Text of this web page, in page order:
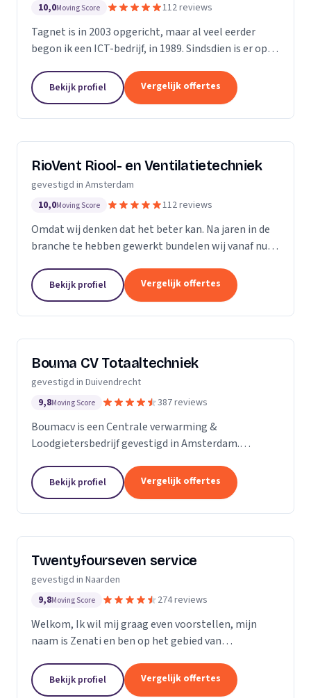
10,0Moving Score 112 reviews
Tagnet is in 2003 opgericht, maar al veel eerder
begon ik een ICT-bedrijf, in 1989. Sindsdien is er op
te vertellen. Wat niet gewijzigd is in al...
Bekijk profiel Vergelijk offertes
RioVent Riool- en Ventilatietechniek
gevestigd in Amsterdam
10,0Moving Score 112 reviews
Omdat wij denken dat het beter kan. Na jaren in de
branche te hebben gewerkt bundelen wij vanaf nu
ventilatie zijn wij multi-inzetbaar. Wij focussen ons...
Bekijk profiel Vergelijk offertes
Bouma CV Totaaltechniek
gevestigd in Duivendrecht
9,8Moving Score 387 reviews
Boumacv is een Centrale verwarming &
Loodgietersbedrijf gevestigd in Amsterdam.
installatiebedrijf, actief in alle facetten binnen de
verwarming en...
Bekijk profiel Vergelijk offertes
Twentyfourseven service
gevestigd in Naarden
9,8Moving Score 274 reviews
Welkom, Ik wil mij graag even voorstellen, mijn
naam is Zenati en ben op het gebied van
meer dan 10 jaar ervaring, en geen probleem is voor
mij te...
Bekijk profiel Vergelijk offertes